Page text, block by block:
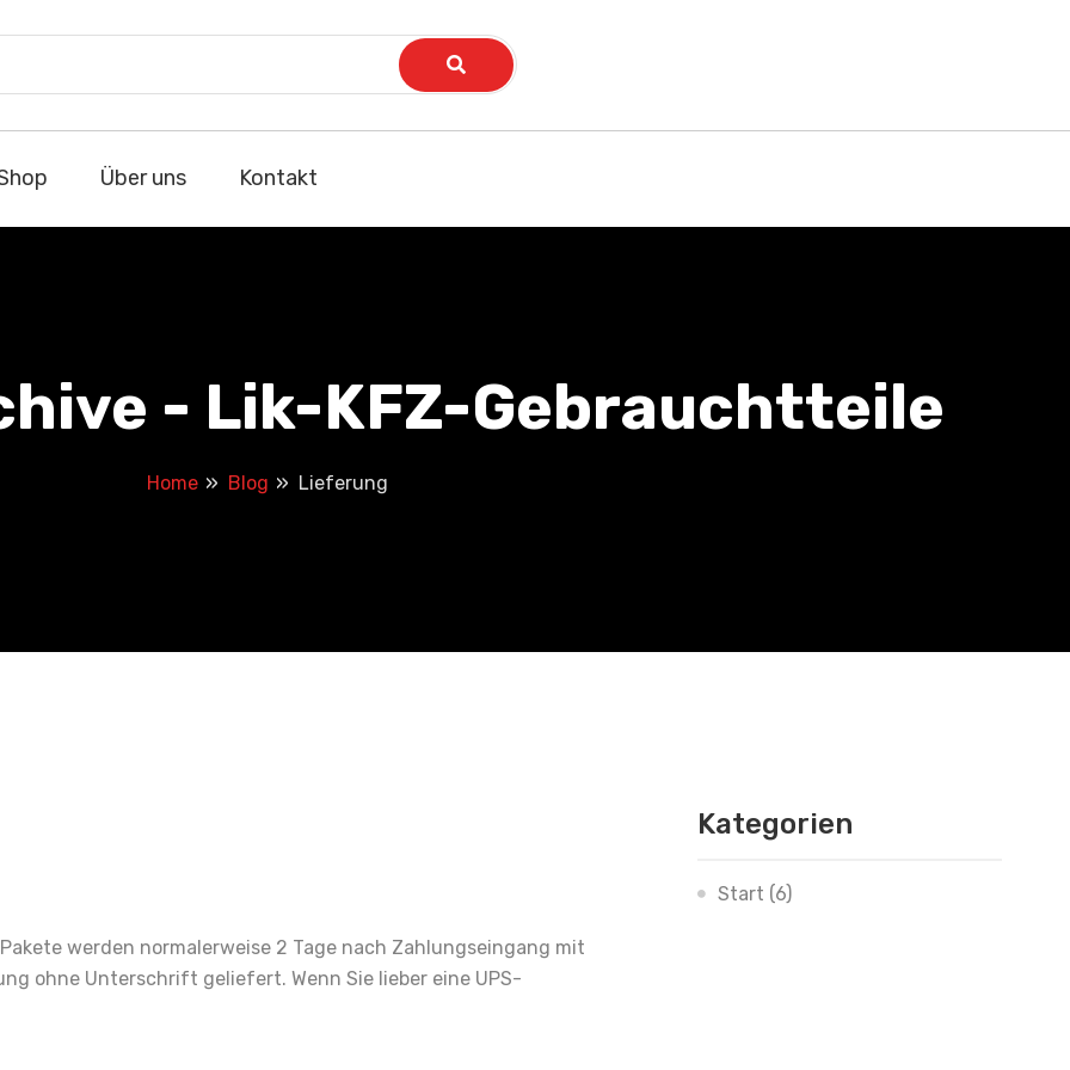
Über uns Kontakt
- Lik-KFZ-Gebrauchtteile
Home Blog Lieferung
werden normalerweise 2 Tage nach Zahlungseingang mit
ohne Unterschrift geliefert. Wenn Sie lieber eine UPS-
Kategorien
Start (6)